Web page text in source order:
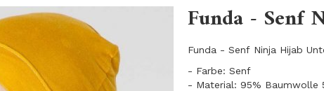
Funda - Senf
Funda - Senf Ninja Hijab
- Farbe: Senf
​- Material: 95% Baumwolle